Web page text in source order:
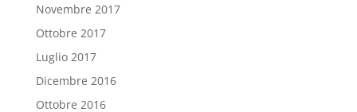
Novembre 2017
Ottobre 2017
Luglio 2017
Dicembre 2016
Ottobre 2016